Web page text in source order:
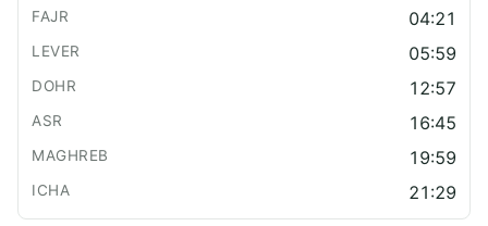
04:21
05:59
12:57
16:45
19:59
21:29